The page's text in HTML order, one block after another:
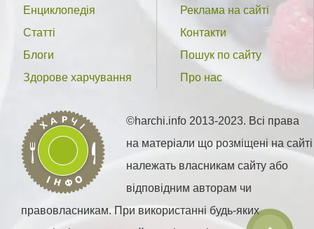
Енциклопедія
Статті
Блоги
Здорове харчування
Реклама на сайті
Контакти
Пошук по сайту
Про нас
©harchi.info 2013-2023. Всі права
на матеріали що розміщені на сайті
належать власникам сайту або
відповідним авторам чи
правовласникам. При використанні будь-яких